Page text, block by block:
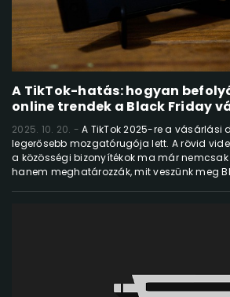
A TikTok-hatás: hogyan
online trendek a Black Friday
2025. 10. 20.
A TikTok 2025-re a vásárlási
legerősebb mozgatórugója lett. A rövid
a közösségi bizonyítékok ma már
hanem meghatározzák, mit veszünk meg